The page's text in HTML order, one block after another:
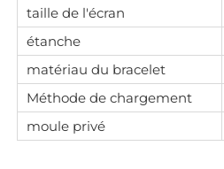
taille de l'écran
étanche
matériau du bracelet
Méthode de chargement
moule privé